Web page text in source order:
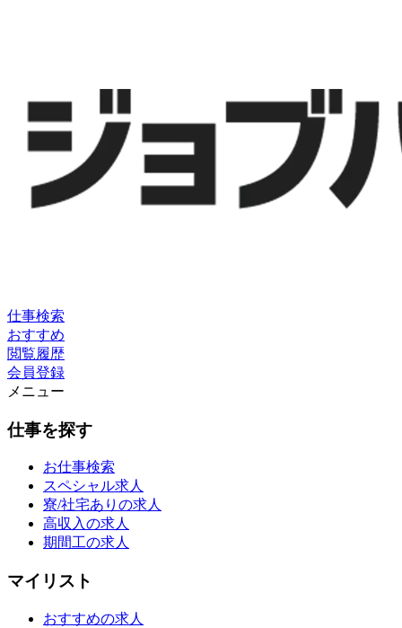
仕事検索
おすすめ
閲覧履歴
会員登録
メニュー
仕事を探す
お仕事検索
スペシャル求人
寮/社宅ありの求人
高収入の求人
期間工の求人
マイリスト
おすすめの求人